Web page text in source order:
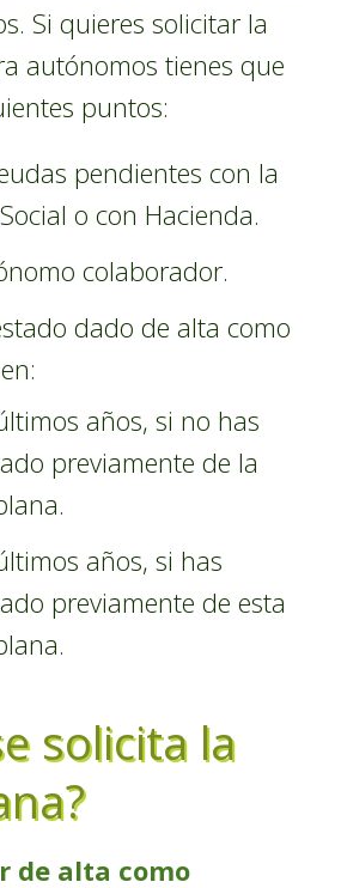
Si quieres solicitar la
autónomos tienes que
puntos:
pendientes con la
o con Hacienda.
colaborador.
dado de alta como
años, si no has
previamente de la
años, si has
previamente de esta
solicita la
de alta como